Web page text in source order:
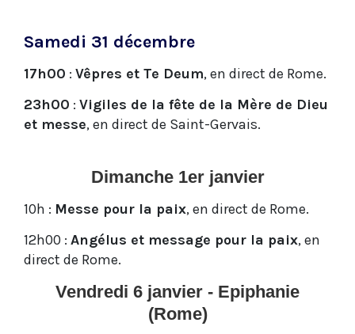
Samedi 31 décembre
17h00 : Vêpres et Te Deum, en direct de Rome.
23h00 : Vigiles de la fête de la Mère de Dieu
et messe, en direct de Saint-Gervais.
Dimanche 1er janvier
10h : Messe pour la paix, en direct de Rome.
12h00 : Angélus et message pour la paix, en
direct de Rome.
Vendredi 6 janvier - Epiphanie
(Rome)